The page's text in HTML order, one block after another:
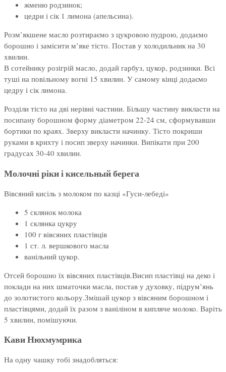
жменю родзинок;
цедри і сік 1 лимона (апельсина).
Розм’якшене масло розтираємо з цукровою пудрою, додаємо
борошно і замісити м’яке тісто. Постав у холодильник на 30
хвилин.
В сотейнику розігрій масло, додай гарбуз, цукор, родзинки. Всі
туші на повільному вогні 15 хвилин. У самому кінці додаємо
цедру і сік лимона.
Розділи тісто на дві нерівні частини. Більшу частину викласти на
посипану борошном форму діаметром 22-24 см, сформувавши
бортики по краях. Зверху викласти начинку. Тісто покриши
руками в крихту і посип зверху начинки. Випікати при 200
градусах 30-40 хвилин.
Молочні ріки і кисельный берега
Вівсяний кисіль з молоком по казці «Гуси-лебеді»
5 склянок молока
1 склянка цукру
100 г вівсяних пластівців
1 ст. л. вершкового масла
ванільний цукор.
Отсей борошно їх вівсяних пластівців.Висип пластівці на деко і
поклади на них шматочки масла, постав у духовку, підрум’янь
до золотистого кольору.Змішай цукор з вівсяним борошном і
пластівцями, додай їх разом з ваніліном в кипляче молоко. Варіть
5 хвилин, помішуючи.
Кави Нюхмумрика
На одну чашку тобі знадобляться: